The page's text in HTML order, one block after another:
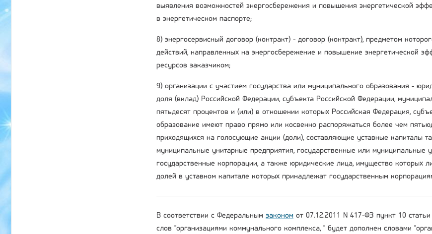
выявления возможностей энергосбережения и повышения энергетической
в энергетическом паспорте;
8) энергосервисный договор (контракт) - договор (контракт), предметом
действий, направленных на энергосбережение и повышение энергетической
ресурсов заказчиком;
9) организации с участием государства или муниципального образования -
доля (вклад) Российской Федерации, субъекта Российской Федерации,
пятьдесят процентов и (или) в отношении которых Российская Федерация,
образование имеют право прямо или косвенно распоряжаться более чем
приходящихся на голосующие акции (доли), составляющие уставные капиталы
муниципальные унитарные предприятия, государственные или муниципальные
государственные корпорации, а также юридические лица, имущество которых
долей в уставном капитале которых принадлежат государственным
В соответствии с Федеральным законом от 07.12.2011 N 417-ФЗ пункт 10
слов "организациями коммунального комплекса, " будет дополнен словами